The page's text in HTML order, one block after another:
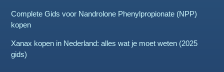
Complete Gids voor Nandrolone Phenylpropionate (NPP)
kopen
Xanax kopen in Nederland: alles wat je moet weten (2025
gids)